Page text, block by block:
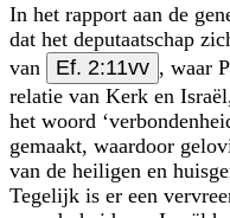
In het rapport aan de
dat het deputaatschap
van
Ef. 2:11vv , waar
relatie van Kerk en
het woord
gemaakt, waardoor
van de heiligen en
Tegelijk is er een